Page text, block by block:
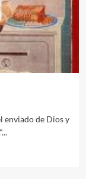
enviado de Dios y